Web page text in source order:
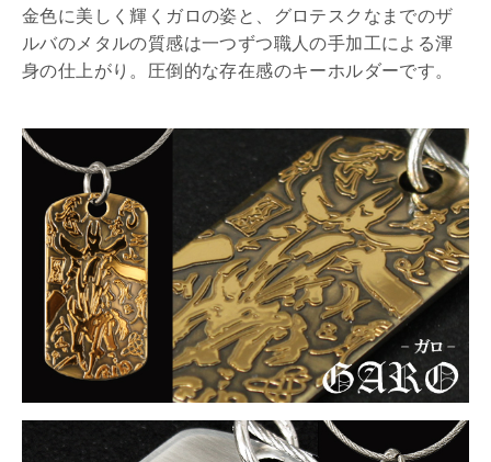
金色に美しく輝くガロの姿と、グロテスクなまでのザ
ルバのメタルの質感は一つずつ職人の手加工による渾
身の仕上がり。圧倒的な存在感のキーホルダーです。